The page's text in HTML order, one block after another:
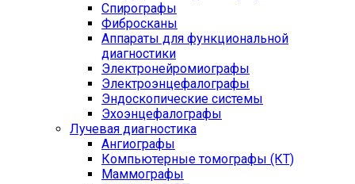
Спирографы
Фибросканы
Аппараты для функциональной
диагностики
Электронейромиографы
Электроэнцефалографы
Эндоскопические системы
Эхоэнцефалографы
Лучевая диагностика
Ангиографы
Компьютерные томографы (КТ)
Маммографы